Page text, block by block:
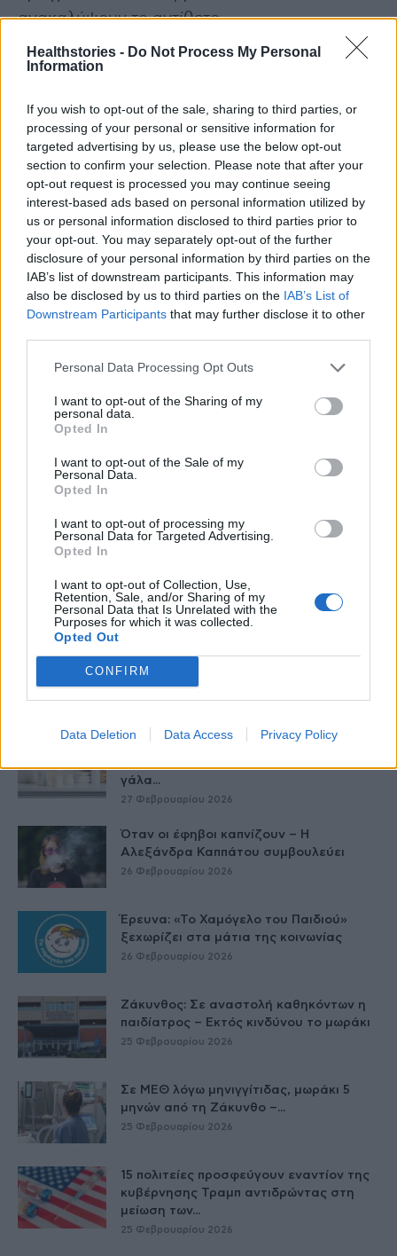
Healthstories - Do Not Process My Personal
Information
If you wish to opt-out of the sale, sharing to third parties, or
processing of your personal or sensitive information for
targeted advertising by us, please use the below opt-out
section to confirm your selection. Please note that after your
opt-out request is processed you may continue seeing
interest-based ads based on personal information utilized by
us or personal information disclosed to third parties prior to
your opt-out. You may separately opt-out of the further
disclosure of your personal information by third parties on the
IAB’s list of downstream participants. This information may
also be disclosed by us to third parties on the IAB’s List of
Downstream Participants that may further disclose it to other
Personal Data Processing Opt Outs
I want to opt-out of the Sharing of my
personal data.
Opted In
I want to opt-out of the Sale of my
Personal Data.
Opted In
I want to opt-out of processing my
Personal Data for Targeted Advertising.
Opted In
I want to opt-out of Collection, Use,
Retention, Sale, and/or Sharing of my
Personal Data that Is Unrelated with the
Purposes for which it was collected.
Opted Out
CONFIRM
Data Deletion Data Access Privacy Policy
ανακαλύψουν το αντίθετο.
Διαβάστε επίσης
10 λόγοι για να μη σε πάρει από κάτω αν είσαι
single τα Χριστούγεννα
Μπορεί το υαλουρονικό οξύ να προσφέρει
ανακούφιση σε γυναίκες που πάσχουν από
προβλήματα στην γεννητική περιοχή;
TAGS Santa Trauma Άγιο Βασίλη
healthstories
Δείτε Ακόμη
Γαλλία – Η τοξίνη κερεουλίδη
γάλα...
27 Φεβρουαρίου 2026
Όταν οι έφηβοι καπνίζουν – Η
Αλεξάνδρα Καππάτου συμβουλεύει
26 Φεβρουαρίου 2026
Έρευνα: «Το Χαμόγελο του Παιδιού»
ξεχωρίζει στα μάτια της κοινωνίας
26 Φεβρουαρίου 2026
Ζάκυνθος: Σε αναστολή καθηκόντων η
παιδίατρος – Εκτός κινδύνου το μωράκι
25 Φεβρουαρίου 2026
Σε ΜΕΘ λόγω μηνιγγίτιδας, μωράκι 5
μηνών από τη Ζάκυνθο –...
25 Φεβρουαρίου 2026
15 πολιτείες προσφεύγουν εναντίον της
κυβέρνησης Τραμπ αντιδρώντας στη
μείωση των...
25 Φεβρουαρίου 2026